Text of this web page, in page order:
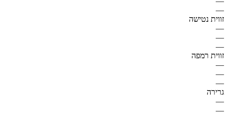
—
זווית נטישה
—
—
—
זווית רמפה
—
—
—
גרירה
—
—